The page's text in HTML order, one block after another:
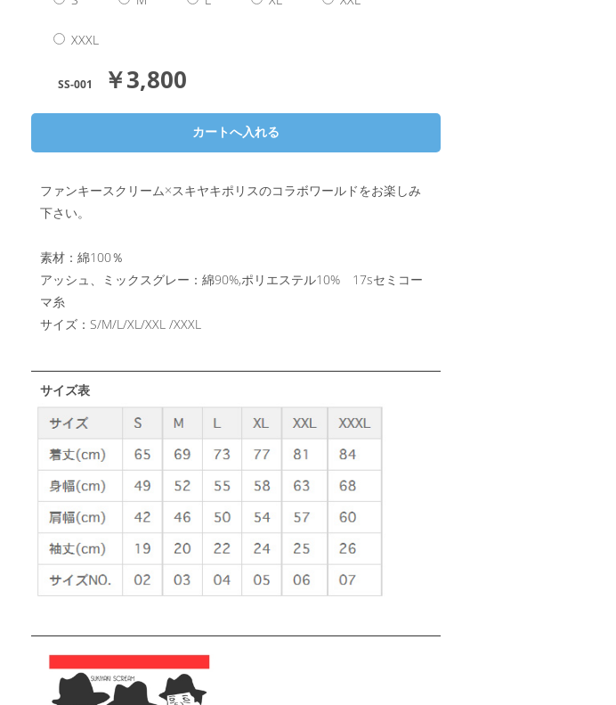
XXXL
SS-001 ￥3,800
ファンキースクリーム×スキヤキポリスのコラボワールドをお楽しみ
下さい。
素材：綿100％
アッシュ、ミックスグレー：綿90%,ポリエステル10% 17sセミコー
マ糸
サイズ：S/M/L/XL/XXL /XXXL
サイズ表